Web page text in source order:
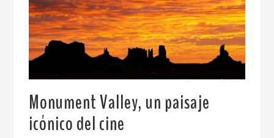
Monument Valley, un paisaje
icónico del cine